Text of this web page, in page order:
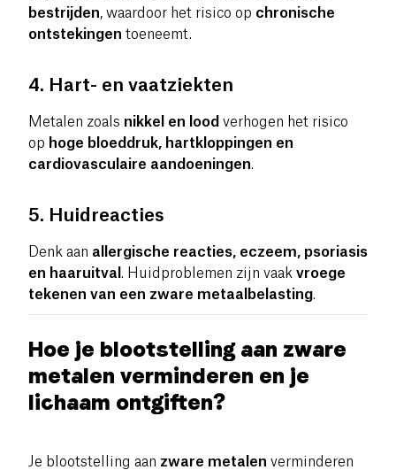
bestrijden, waardoor het risico op chronische
ontstekingen toeneemt.
4. Hart- en vaatziekten
Metalen zoals nikkel en lood verhogen het risico
op hoge bloeddruk, hartkloppingen en
cardiovasculaire aandoeningen.
5. Huidreacties
Denk aan allergische reacties, eczeem, psoriasis
en haaruitval . Huidproblemen zijn vaak vroege
tekenen van een zware metaalbelasting.
Hoe je blootstelling aan zware
metalen verminderen en je
lichaam ontgiften?
Je blootstelling aan zware metalen verminderen